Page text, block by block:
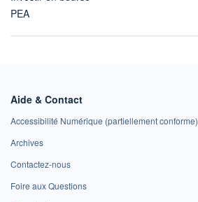
PEA
Aide & Contact
Accessibilité Numérique (partiellement conforme)
Archives
Contactez-nous
Foire aux Questions